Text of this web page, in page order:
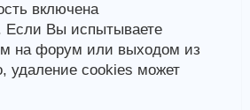
включена
Если Вы испытываете
на форум или выходом из
удаление cookies может